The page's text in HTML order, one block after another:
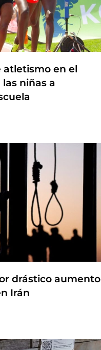
en el
niñas a
drástico aumento
Irán